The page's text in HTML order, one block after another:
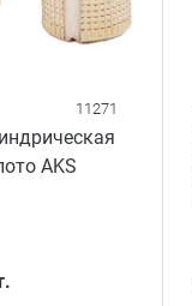
11271
AKS